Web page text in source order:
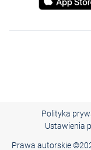
Polityka
Ustawienia
Prawa autorskie ©